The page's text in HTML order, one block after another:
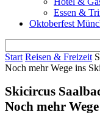
Essen &
Oktoberfest
Start Reisen & Freizeit
Noch mehr Wege ins
Skicircus
Noch mehr